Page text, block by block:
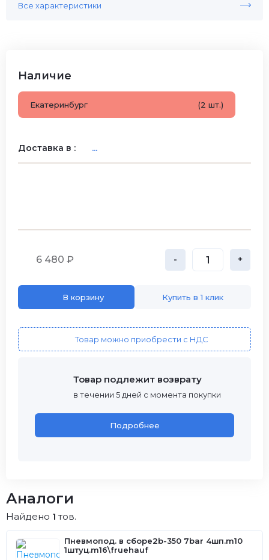
Все характеристики
Наличие
Екатеринбург (2 шт.)
Доставка в : ...
6 480 ₽ - +
В корзину Купить в 1 клик
Товар можно приобрести с НДС
Товар подлежит возврату
в течении 5 дней с момента покупки
Подробнее
Аналоги
Найдено 1 тов.
Пневмопод. в сборе2b-350 7bar 4шп.m10
1штуц.m16\fruehauf